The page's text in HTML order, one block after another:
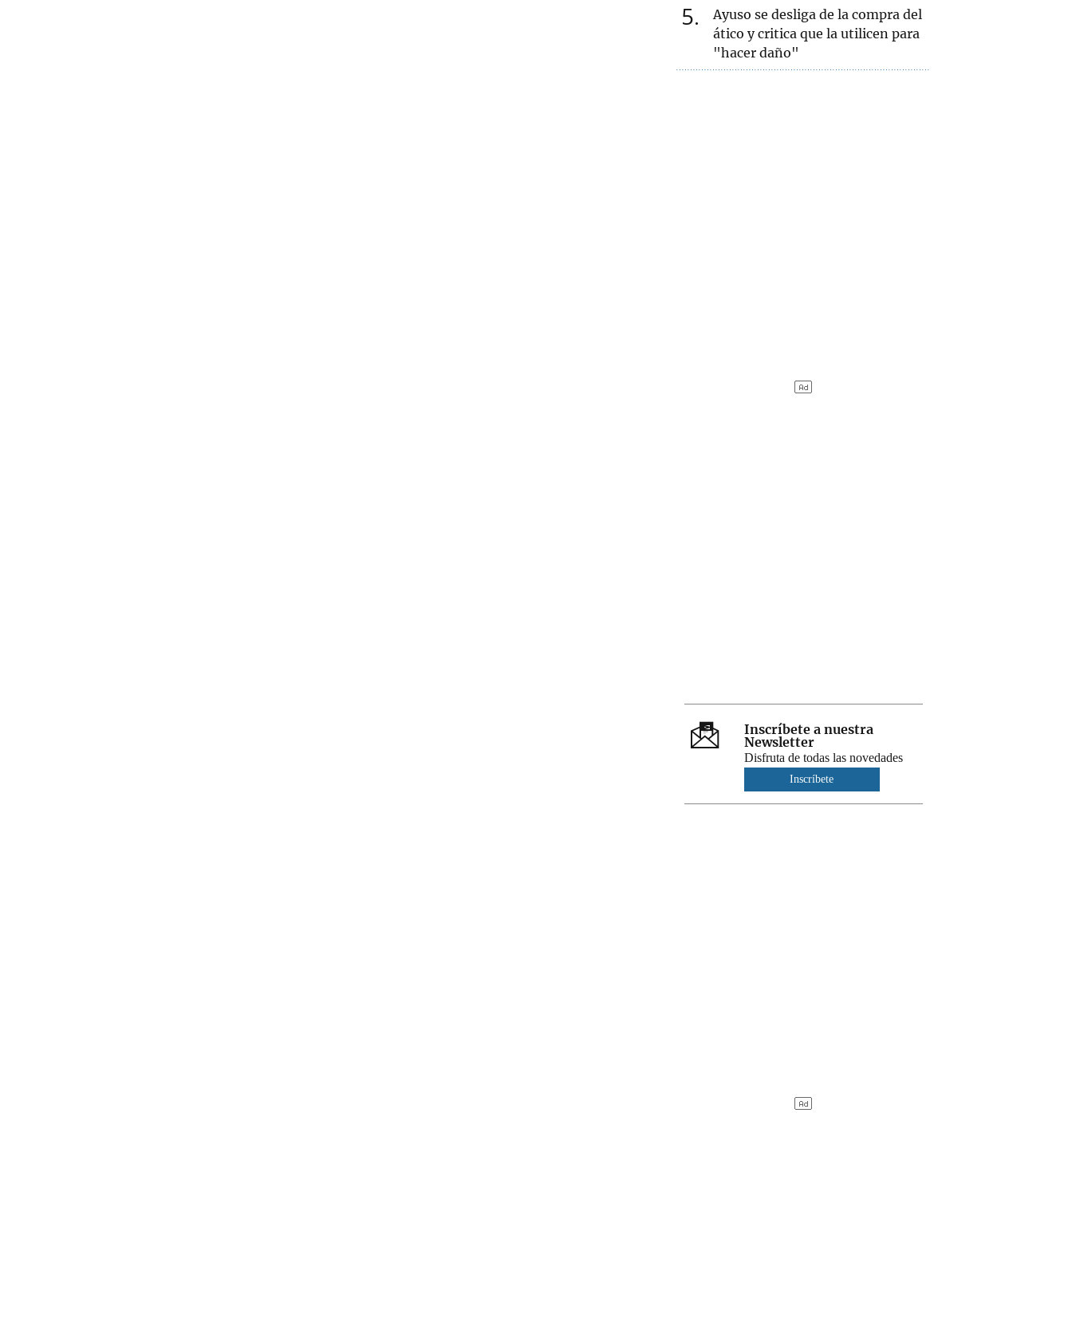
5
Ayuso se desliga de la compra del
ático y critica que la utilicen para
"hacer daño"
Inscríbete a nuestra
Newsletter
Disfruta de todas las novedades
Inscríbete